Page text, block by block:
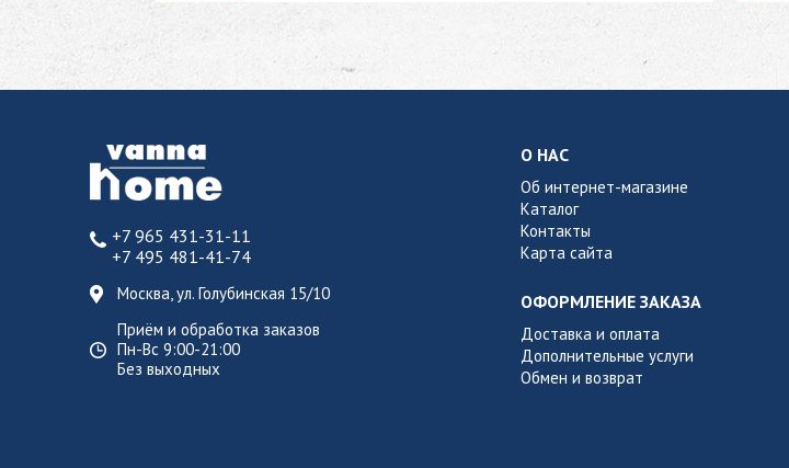
+7 965 431-31-11
+7 495 481-41-74
Москва, ул. Голубинская 15/10
Приём и обработка заказов
Пн-Вс 9:00-21:00
Без выходных
О НАС
Об интернет-магазине
Каталог
Контакты
Карта сайта
ОФОРМЛЕНИЕ ЗАКАЗА
Доставка и оплата
Дополнительные услуги
Обмен и возврат